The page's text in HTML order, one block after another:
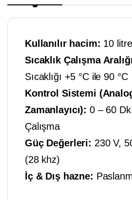
Kullanılır hacim: 10 litre
Sıcaklık Çalışma
Sıcaklığı +5 °C ile 90 °C
Kontrol Sistemi
Zamanlayıcı): 0 – 60
Çalışma
Güç Değerleri: 230 V,
(28 khz)
İç & Dış hazne: